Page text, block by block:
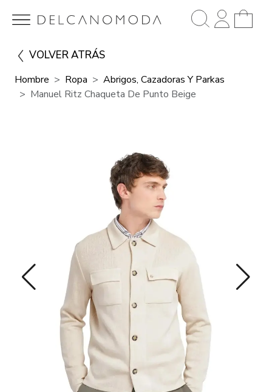
VOLVER ATRÁS
Hombre Ropa
Abrigos, Cazadoras Y Parkas
Manuel Ritz Chaqueta De Punto Beige